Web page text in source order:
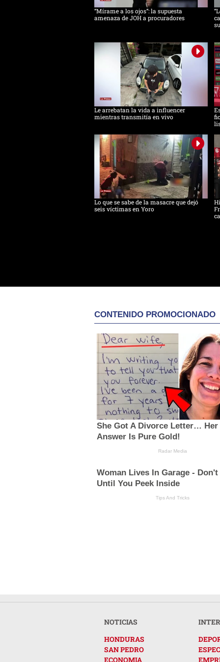
“Mírame a los ojos”: la supuesta
amenaza de JOH a procuradores
Le arrebatan la vida a influencer
mientras transmitía en vivo
Lo que se sabe de la masacre que dejó
seis víctimas en Yoro
CONTENIDO PROMOCIONADO
She Got A Divorce Letter… Her
Answer Is Pure Gold!
Radar Media
Woman Lives In Garage - Don't
Until You Peek Inside
Tips And Tricks
NOTICIAS
HONDURAS
SAN PEDRO
ECONOMIA